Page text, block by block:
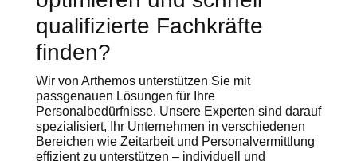
qualifizierte Fachkräfte
finden?
Wir von Arthemos unterstützen Sie mit
passgenauen Lösungen für Ihre
Personalbedürfnisse. Unsere Experten sind darauf
spezialisiert, Ihr Unternehmen in verschiedenen
Bereichen wie Zeitarbeit und Personalvermittlung
effizient zu unterstützen – individuell und